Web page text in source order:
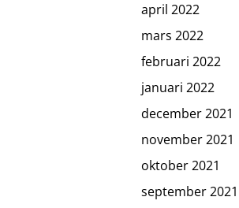
april 2022
mars 2022
februari 2022
januari 2022
december 2021
november 2021
oktober 2021
september 2021